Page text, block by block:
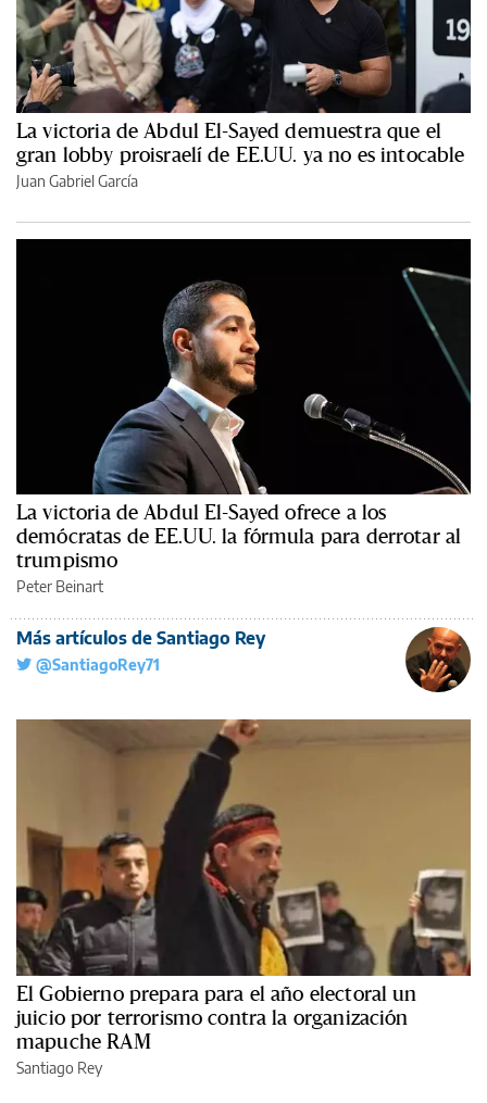
La victoria de Abdul El-Sayed demuestra que el
gran lobby proisraelí de EE.UU. ya no es intocable
Juan Gabriel García
La victoria de Abdul El-Sayed ofrece a los
demócratas de EE.UU. la fórmula para derrotar al
trumpismo
Peter Beinart
Más artículos de Santiago Rey
@SantiagoRey71
El Gobierno prepara para el año electoral un
juicio por terrorismo contra la organización
mapuche RAM
Santiago Rey